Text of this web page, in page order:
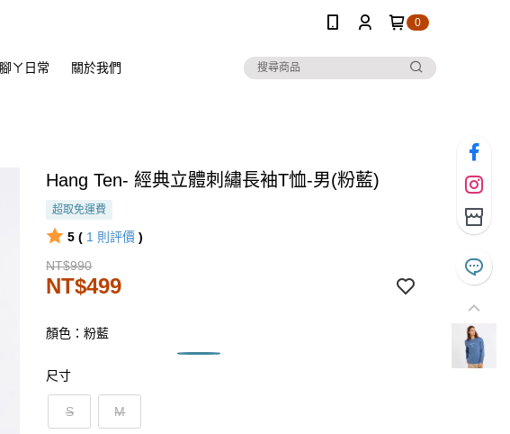
0
腳ㄚ日常 關於我們
Hang Ten- 經典立體刺繡長袖T恤-男(粉藍)
超取免運費
5 ( 1 則評價 )
NT$990
NT$499
顏色：粉藍
尺寸
S M